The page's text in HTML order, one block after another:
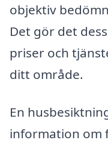
objektiv
Det gör det
priser och
ditt område.
En
information om